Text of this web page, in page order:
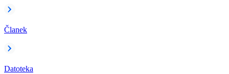
Članek
Datoteka